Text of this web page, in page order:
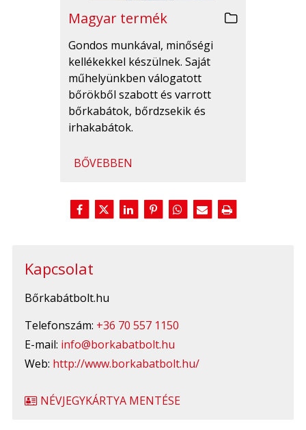
Magyar termék
Gondos munkával, minőségi
kellékekkel készülnek. Saját
műhelyünkben válogatott
bőrökből szabott és varrott
bőrkabátok, bőrdzsekik és
irhakabátok.
BŐVEBBEN
Kapcsolat
Bőrkabátbolt.hu
Telefonszám: +36 70 557 1150
E-mail: info@borkabatbolt.hu
Web: http://www.borkabatbolt.hu/
NÉVJEGYKÁRTYA MENTÉSE